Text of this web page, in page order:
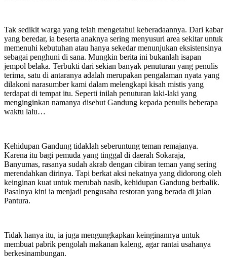
Tak sedikit warga yang telah mengetahui keberadaannya. Dari kabar
yang beredar, ia beserta anaknya sering menyusuri area sekitar untuk
memenuhi kebutuhan atau hanya sekedar menunjukan eksistensinya
sebagai penghuni di sana. Mungkin berita ini bukanlah isapan
jempol belaka. Terbukti dari sekian banyak penuturan yang penulis
terima, satu di antaranya adalah merupakan pengalaman nyata yang
dilakoni narasumber kami dalam melengkapi kisah mistis yang
terdapat di tempat itu. Seperti inilah penuturan laki-laki yang
menginginkan namanya disebut Gandung kepada penulis beberapa
waktu lalu…
Kehidupan Gandung tidaklah seberuntung teman remajanya.
Karena itu bagi pemuda yang tinggal di daerah Sokaraja,
Banyumas, rasanya sudah akrab dengan cibiran teman yang sering
merendahkan dirinya. Tapi berkat aksi nekatnya yang didorong oleh
keinginan kuat untuk merubah nasib, kehidupan Gandung berbalik.
Pasalnya kini ia menjadi pengusaha restoran yang berada di jalan
Pantura.
Tidak hanya itu, ia juga mengungkapkan keinginannya untuk
membuat pabrik pengolah makanan kaleng, agar rantai usahanya
berkesinambungan.